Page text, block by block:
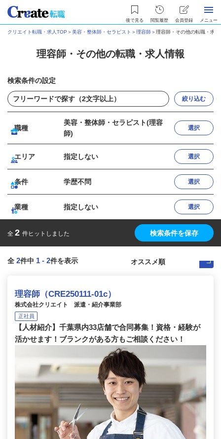
後で見る 閲覧履歴 会員登録 メニュー
クリエイト転職・求人TOP ＞美容・整体師・セラピスト ＞理容師＞理容師・その他の転職・求人
理容師・その他の転職・求人情報
検索条件の設定
絞り込む
職種
美容・整体師・セラピスト(理容
師)
選択
エリア 指定しない 選択
条件 学歴不問 選択
業種 指定しない 選択
全 2 件ヒットしました 検索条件を保存
全 2件中 1 - 2件を表示
理容師（CRE250111-01c）
株式会社クリエイト 派遣・紹介事業部
正社員
【人材紹介】千葉県内33店舗で合同募集！資格・経験が
活かせます！ブランクがある方もご相談ください！